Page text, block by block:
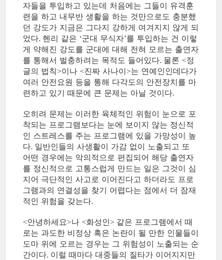
자들을 투입하고 있는데 처음에는 그들이 유격훈
련을 하고 내무반 생활을 하는 것만으로도 충분했
던 강도가 지금은 그다지 강하게 여겨지지 않게 되
었다. 헨리 같은 ‘군대 무식자’를 투입하는 건 이렇
게 약해진 강도를 군대에 대해 전혀 모르는 출연자
를 통해서 벌충하려는 목적도 들어있다. 물론 <정
글의 법칙>이나 <진짜 사나이>는 연예인인데다가
여러 안전요원 등을 통해 다각도의 안전장치를 마
련하고 있기 때문에 큰 문제는 아닐 것이다.
오히려 문제는 이러한 육체적인 위험이 눈으로 포
착되는 프로그램보다는 눈에 보이지 않는 정신적
인 스트레스를 주는 프로그램에 있을 가망성이 높
다. 일반인들의 사생활이 가감 없이 노출되고 또
어떤 경우에는 악의적으로 편집되어 해당 출연자
를 정신적으로 고통스럽게 만드는 일은 그것이 심
지어 극단적인 사고로 이어진다고 하더라도 프로
그램과의 연결성을 찾기 어렵다는 점에서 더 잠재
적인 위험을 갖는다.
<안녕하세요>나 <화성인> 같은 프로그램에서 때
로는 과도한 비정상 혹은 논란이 될 만한 인물들이
도마 위에 오르는 경우는 그 위험성이 노출되는 순
간이다. 이럴 때마다 대중들의 질타가 이어지지만